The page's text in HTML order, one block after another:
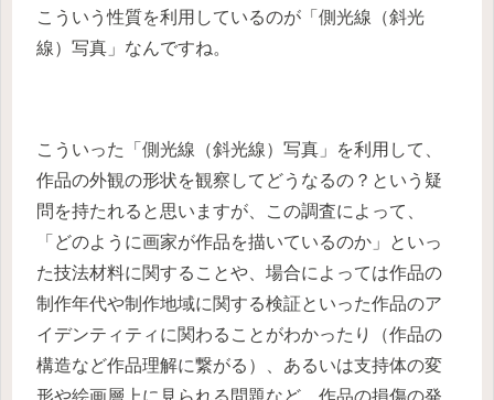
こういう性質を利用しているのが「側光線（斜光
線）写真」なんですね。
こういった「側光線（斜光線）写真」を利用して、
作品の外観の形状を観察してどうなるの？という疑
問を持たれると思いますが、この調査によって、
「どのように画家が作品を描いているのか」といっ
た技法材料に関することや、場合によっては作品の
制作年代や制作地域に関する検証といった作品のア
イデンティティに関わることがわかったり（作品の
構造など作品理解に繋がる）、あるいは支持体の変